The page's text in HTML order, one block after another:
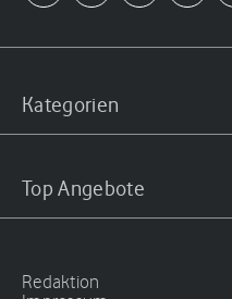
Kategorien
Top Angebote
Redaktion